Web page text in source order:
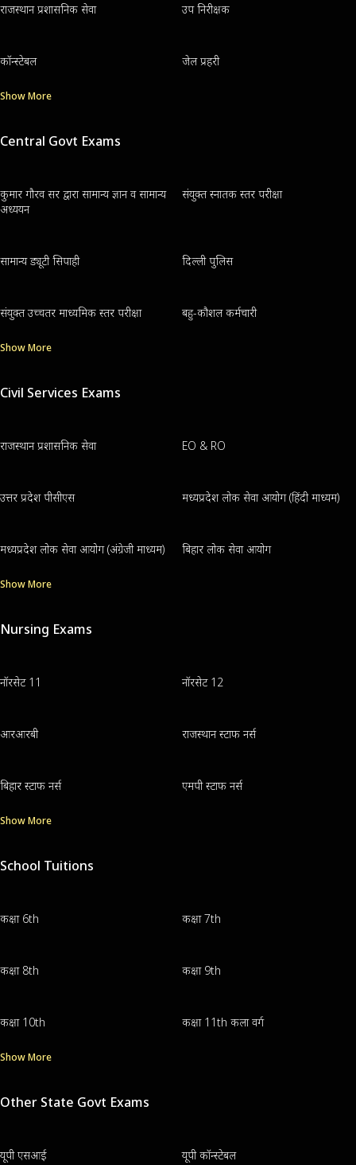
राजस्थान प्रशासनिक सेवा उप निरीक्षक
कॉन्स्टेबल जेल प्रहरी
Show More
Central Govt Exams
कुमार गौरव सर द्वारा सामान्य ज्ञान व सामान्य
अध्ययन
संयुक्त स्नातक स्तर परीक्षा
सामान्य ड्यूटी सिपाही दिल्ली पुलिस
संयुक्त उच्चतर माध्यमिक स्तर परीक्षा बहु-कौशल कर्मचारी
Show More
Civil Services Exams
राजस्थान प्रशासनिक सेवा EO & RO
उत्तर प्रदेश पीसीएस मध्यप्रदेश लोक सेवा आयोग (हिंदी माध्यम)
मध्यप्रदेश लोक सेवा आयोग (अंग्रेजी माध्यम) बिहार लोक सेवा आयोग
Show More
Nursing Exams
नॉरसेट 11 नॉरसेट 12
आरआरबी राजस्थान स्टाफ नर्स
बिहार स्टाफ नर्स एमपी स्टाफ नर्स
Show More
School Tuitions
कक्षा 6th कक्षा 7th
कक्षा 8th कक्षा 9th
कक्षा 10th कक्षा 11th कला वर्ग
Show More
Other State Govt Exams
यूपी एसआई यूपी कॉन्स्टेबल